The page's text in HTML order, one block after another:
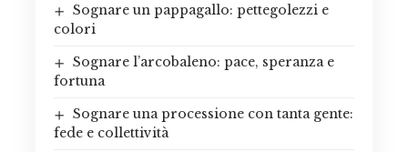
Sognare un pappagallo: pettegolezzi e
colori
Sognare l’arcobaleno: pace, speranza e
fortuna
Sognare una processione con tanta gente:
fede e collettività